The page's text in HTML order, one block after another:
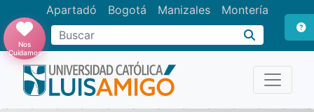
Apartadó Bogotá Manizales Montería
Buscar
Nos
Cuidamos